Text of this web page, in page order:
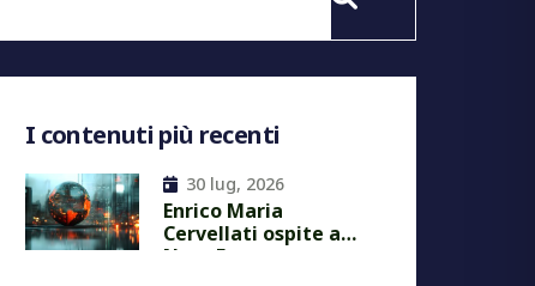
I contenuti più recenti
30 lug, 2026
Enrico Maria
Cervellati ospite a
Next Economy